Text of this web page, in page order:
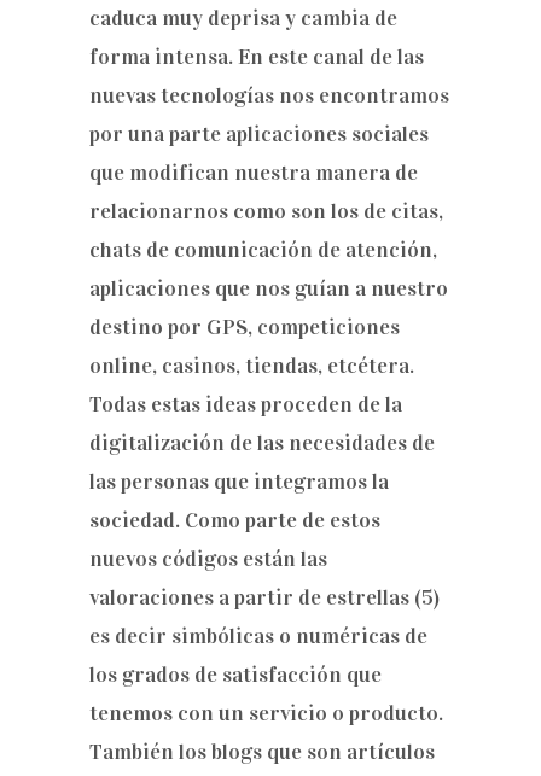
caduca muy deprisa y cambia de
forma intensa. En este canal de las
nuevas tecnologías nos encontramos
por una parte aplicaciones sociales
que modifican nuestra manera de
relacionarnos como son los de citas,
chats de comunicación de atención,
aplicaciones que nos guían a nuestro
destino por GPS, competiciones
online, casinos, tiendas, etcétera.
Todas estas ideas proceden de la
digitalización de las necesidades de
las personas que integramos la
sociedad. Como parte de estos
nuevos códigos están las
valoraciones a partir de estrellas (5)
es decir simbólicas o numéricas de
los grados de satisfacción que
tenemos con un servicio o producto.
También los blogs que son artículos